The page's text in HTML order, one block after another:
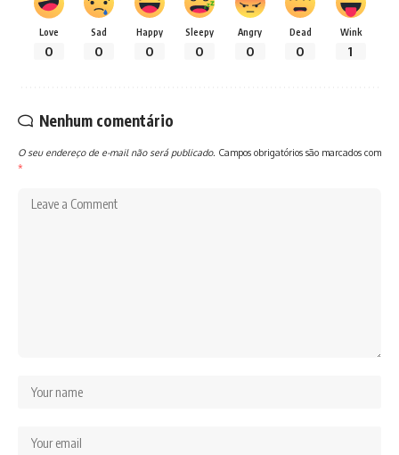
Love
0
Sad
0
Happy
0
Sleepy
0
Angry
0
Dead
0
Wink
1
Nenhum comentário
O seu endereço de e-mail não será publicado. Campos obrigatórios são marcados com
*